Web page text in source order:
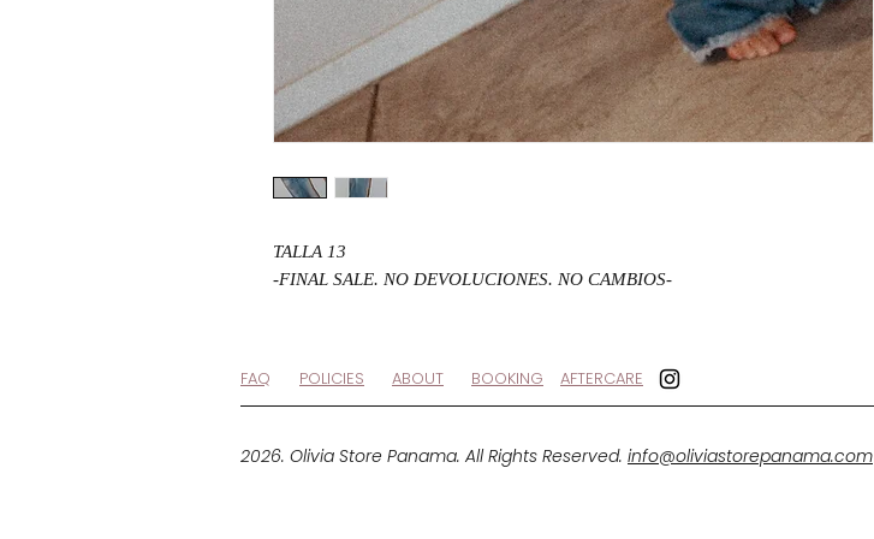
TALLA 13
-FINAL SALE. NO DEVOLUCIONES. NO CAMBIOS-
FAQ POLICIES ABOUT BOOKING AFTERCARE
2026. Olivia Store Panama. All Rights Reserved. info@oliviastorepanama.com